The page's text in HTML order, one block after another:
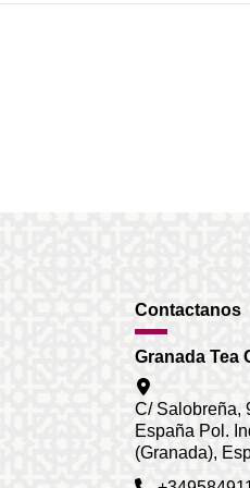
Contactanos
Granada Tea
C/ Salobreña,
España Pol.
(Granada),